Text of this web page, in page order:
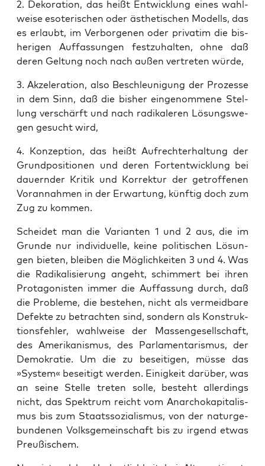
2. Deko­ra­ti­on, das heißt Ent­wick­lung eines wahl­
wei­se eso­te­ri­schen oder ästhe­ti­schen Modells, das
es erlaubt, im Ver­bor­ge­nen oder pri­va­tim die bis­
he­ri­gen Auf­fas­sun­gen fest­zu­hal­ten, ohne daß
deren Gel­tung noch nach außen ver­tre­ten würde,
3. Akze­le­ra­ti­on, also Beschleu­ni­gung der Pro­zes­se
in dem Sinn, daß die bis­her ein­ge­nom­me­ne Stel­
lung ver­schärft und nach radi­ka­le­ren Lösungs­we­
gen gesucht wird,
4. Kon­zep­ti­on, das heißt Auf­recht­erhal­tung der
Grund­po­si­tio­nen und deren Fort­ent­wick­lung bei
dau­ern­der Kri­tik und Kor­rek­tur der getrof­fe­nen
Vor­an­nah­men in der Erwar­tung, künf­tig doch zum
Zug zu kommen.
Schei­det man die Vari­an­ten 1 und 2 aus, die im
Grun­de nur indi­vi­du­el­le, kei­ne poli­ti­schen Lösun­
gen bie­ten, blei­ben die Mög­lich­kei­ten 3 und 4. Was
die Radi­ka­li­sie­rung angeht, schim­mert bei ihren
Prot­ago­nis­ten immer die Auf­fas­sung durch, daß
die Pro­ble­me, die bestehen, nicht als ver­meid­ba­re
Defek­te zu betrach­ten sind, son­dern als Kon­struk­
ti­ons­feh­ler, wahl­wei­se der Mas­sen­ge­sell­schaft,
des Ame­ri­ka­nis­mus, des Par­la­men­ta­ris­mus, der
Demo­kra­tie. Um die zu besei­ti­gen, müs­se das
»Sys­tem« besei­tigt wer­den. Einig­keit dar­über, was
an sei­ne Stel­le tre­ten sol­le, besteht aller­dings
nicht, das Spek­trum reicht vom Anar­cho­ka­pi­ta­lis­
mus bis zum Staats­so­zia­lis­mus, von der natur­ge­
bun­de­nen Volks­ge­mein­schaft bis zu irgend etwas
Preußischem.